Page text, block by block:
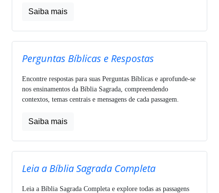
Saiba mais
Perguntas Bíblicas e Respostas
Encontre respostas para suas Perguntas Bíblicas e aprofunde-se
nos ensinamentos da Bíblia Sagrada, compreendendo
contextos, temas centrais e mensagens de cada passagem.
Saiba mais
Leia a Bíblia Sagrada Completa
Leia a Bíblia Sagrada Completa e explore todas as passagens